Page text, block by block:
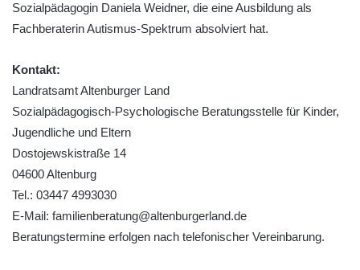
Sozialpädagogin Daniela Weidner, die eine Ausbildung als
Fachberaterin Autismus-Spektrum absolviert hat.
Kontakt:
Landratsamt Altenburger Land
Sozialpädagogisch-Psychologische Beratungsstelle für Kinder,
Jugendliche und Eltern
Dostojewskistraße 14
04600 Altenburg
Tel.: 03447 4993030
E-Mail: familienberatung@altenburgerland.de
Beratungstermine erfolgen nach telefonischer Vereinbarung.